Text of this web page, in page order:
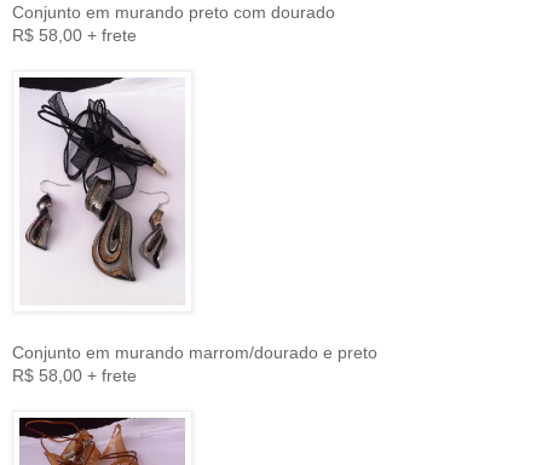
Conjunto em murando preto com dourado
R$ 58,00 + frete
Conjunto em murando marrom/dourado e preto
R$ 58,00 + frete